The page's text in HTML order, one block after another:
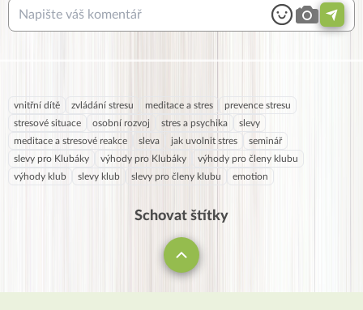
vnitřní dítě zvládání stresu meditace a stres
prevence stresu
stresové situace
osobní rozvoj stres a psychika
slevy
meditace a stresové reakce
sleva jak uvolnit stres
seminář
slevy pro Klubáky
výhody pro Klubáky
výhody pro členy klubu
výhody klub
slevy klub slevy pro členy klubu emotion
Schovat štítky